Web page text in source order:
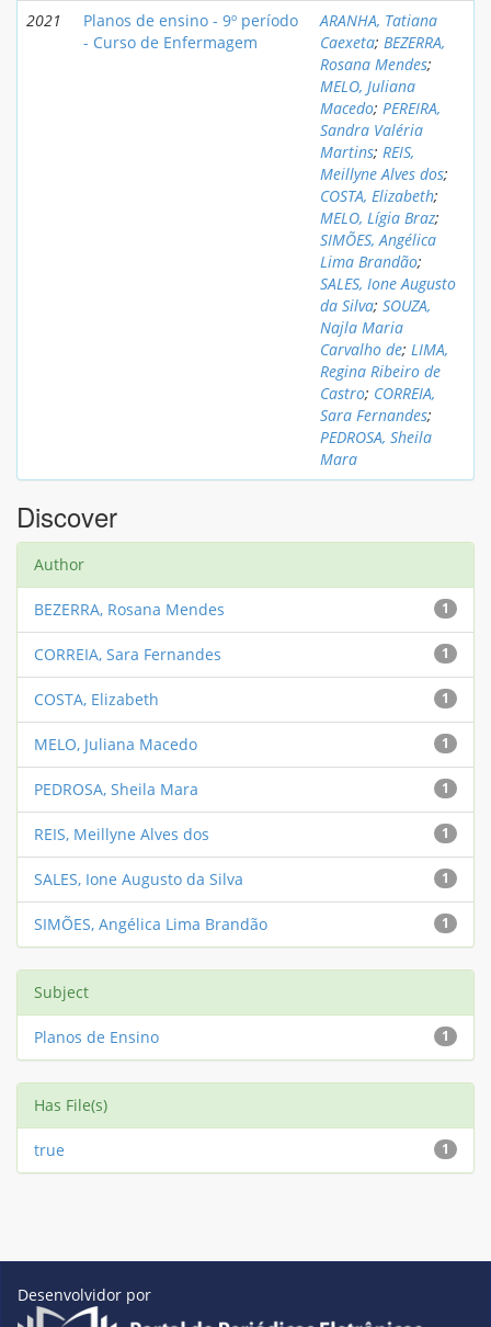
2021
Planos de ensino - 9º período
- Curso de Enfermagem
ARANHA, Tatiana
Caexeta; BEZERRA,
Rosana Mendes;
MELO, Juliana
Macedo; PEREIRA,
Sandra Valéria
Martins; REIS,
Meillyne Alves dos;
COSTA, Elizabeth;
MELO, Lígia Braz;
SIMÕES, Angélica
Lima Brandão;
SALES, Ione Augusto
da Silva; SOUZA,
Najla Maria
Carvalho de; LIMA,
Regina Ribeiro de
Castro; CORREIA,
Sara Fernandes;
PEDROSA, Sheila
Mara
Discover
Author
1
BEZERRA, Rosana Mendes
1
CORREIA, Sara Fernandes
1
COSTA, Elizabeth
1
MELO, Juliana Macedo
1
PEDROSA, Sheila Mara
1
REIS, Meillyne Alves dos
1
SALES, Ione Augusto da Silva
1
SIMÕES, Angélica Lima Brandão
Subject
1
Planos de Ensino
Has File(s)
1
true
Desenvolvidor por